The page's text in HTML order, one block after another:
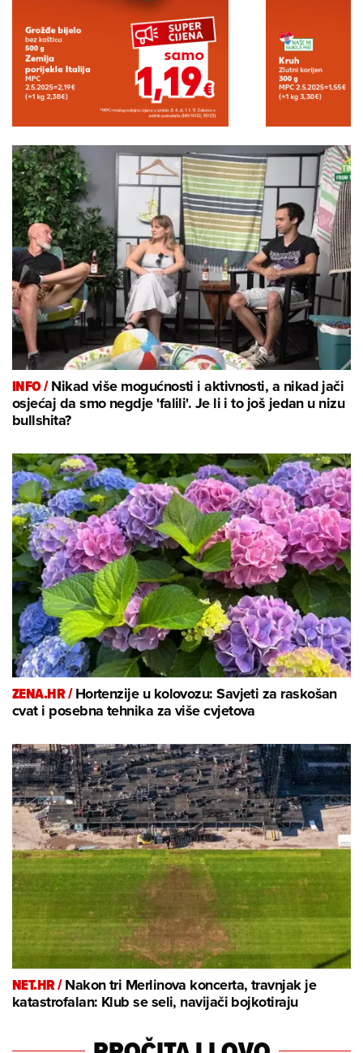
INFO /Nikad više mogućnosti i aktivnosti, a nikad jači
osjećaj da smo negdje 'falili'. Je li i to još jedan u nizu
bullshita?
ZENA.HR /Hortenzije u kolovozu: Savjeti za raskošan
cvat i posebna tehnika za više cvjetova
NET.HR /Nakon tri Merlinova koncerta, travnjak je
katastrofalan: Klub se seli, navijači bojkotiraju